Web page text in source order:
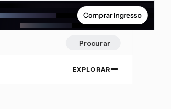
Procurar
EXPLORAR